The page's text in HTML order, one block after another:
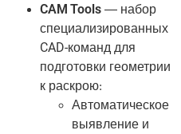
CAM Tools — набор
специализированных
CAD-команд для
подготовки геометрии
к раскрою:
Автоматическое
выявление и